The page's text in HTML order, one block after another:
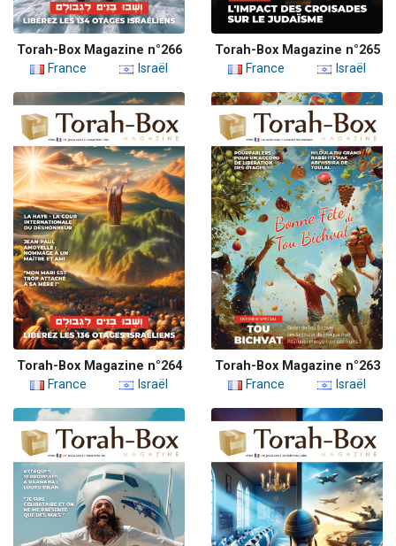
Torah-Box Magazine n°266
France
Israël
Torah-Box Magazine n°265
France
Israël
Torah-Box Magazine n°264
France
Israël
Torah-Box Magazine n°263
France
Israël